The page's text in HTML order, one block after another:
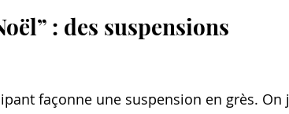
: des suspensions
façonne une suspension en grès. On